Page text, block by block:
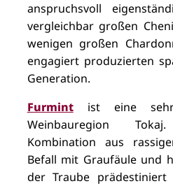
anspruchsvoll
vergleichbar großen
wenigen großen
engagiert produzierten
Generation.
Furmintist eine sehr
Weinbauregion
Kombination aus
Befall mit Graufäule und
der Traube